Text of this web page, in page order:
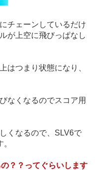
チェーンしているだけ
が上空に飛びっぱなし
はつまり状態になり、
なくなるのでスコア用
くなるので、SLV6で
？？ってぐらいします